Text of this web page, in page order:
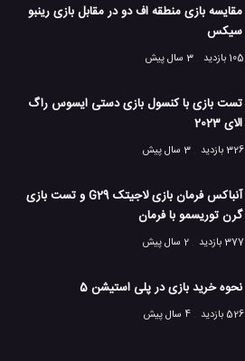
مقایسه بازی منطقه اف دو در مقابل بازی رینبو
سیکس
105 بازدید
3 سال پیش
تست بازی با کنسول بازی دستی ایسوس راگ
الای 2023
326 بازدید
3 سال پیش
آنباکس فرمان بازی لاجیتک G29 و تست بازی
گرن توریسمو با فرمان
377 بازدید
2 سال پیش
نحوه خرید بازی در پلی استیشن 5
526 بازدید 4 سال پیش